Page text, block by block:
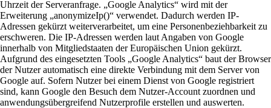
Uhrzeit der Serveranfrage. „Google Analytics“ wird mit der
Erweiterung „anonymizeIp()“ verwendet. Dadurch werden IP-
Adressen gekürzt weiterverarbeitet, um eine Personenbeziehbarkeit zu
erschweren. Die IP-Adressen werden laut Angaben von Google
innerhalb von Mitgliedstaaten der Europäischen Union gekürzt.
Aufgrund des eingesetzten Tools „Google Analytics“ baut der Browser
der Nutzer automatisch eine direkte Verbindung mit dem Server von
Google auf. Sofern Nutzer bei einem Dienst von Google registriert
sind, kann Google den Besuch dem Nutzer-Account zuordnen und
anwendungsübergreifend Nutzerprofile erstellen und auswerten.